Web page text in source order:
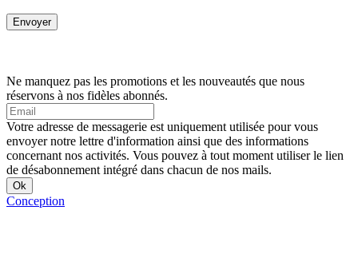
Ne manquez pas les promotions et les nouveautés que nous
réservons à nos fidèles abonnés.
Votre adresse de messagerie est uniquement utilisée pour vous
envoyer notre lettre d'information ainsi que des informations
concernant nos activités. Vous pouvez à tout moment utiliser le lien
de désabonnement intégré dans chacun de nos mails.
Conception